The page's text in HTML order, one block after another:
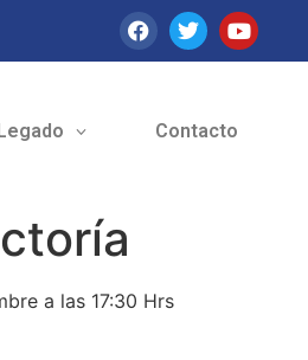
Legado Contacto
a las 17:30 Hrs